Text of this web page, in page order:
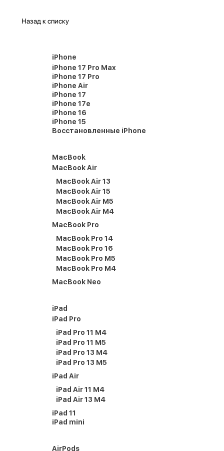
Назад к списку
iPhone
iPhone 17 Pro Max
iPhone 17 Pro
iPhone Air
iPhone 17
iPhone 17e
iPhone 16
iPhone 15
Восстановленные iPhone
MacBook
MacBook Air
MacBook Air 13
MacBook Air 15
MacBook Air M5
MacBook Air M4
MacBook Pro
MacBook Pro 14
MacBook Pro 16
MacBook Pro M5
MacBook Pro M4
MacBook Neo
iPad
iPad Pro
iPad Pro 11 M4
iPad Pro 11 M5
iPad Pro 13 M4
iPad Pro 13 M5
iPad Air
iPad Air 11 M4
iPad Air 13 M4
iPad 11
iPad mini
AirPods